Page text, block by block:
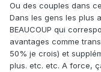
Ou des couples dans
Dans les gens les plus
BEAUCOUP qui
avantages comme
50% je crois) et
plus. etc. etc. A force,